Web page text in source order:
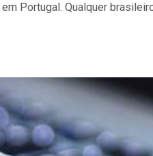
Portugal. Qualquer